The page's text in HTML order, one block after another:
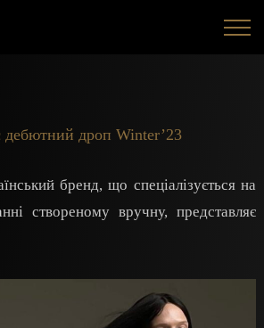
дебютний дроп Winter’23
бренд, що спеціалізується на
створеному вручну, представляє